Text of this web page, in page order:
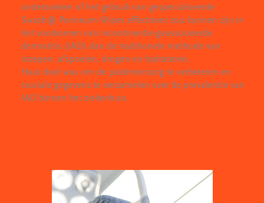
onderzoeken of het gebruik van gespecialiseerde
Swash® Perineum Wipes effectiever zou kunnen zijn in
het voorkomen van incontinentie-geassocieerde
dermatitis (IAD) dan de traditionele methode van
inzepen, afspoelen, drogen en hydrateren.
Haar doel was om de patiëntenzorg te verbeteren en
cruciale gegevens te verzamelen over de prevalentie van
IAD binnen het ziekenhuis.